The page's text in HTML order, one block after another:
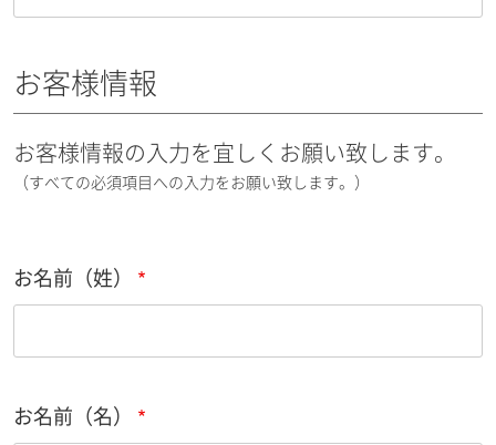
お客様情報
お客様情報の入力を宜しくお願い致します。
（すべての必須項目への入力をお願い致します。）
お名前（姓）
お名前（名）